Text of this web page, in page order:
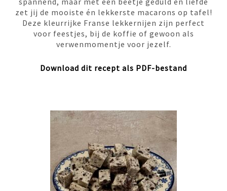
zet jij de mooiste én lekkerste macarons op tafel!
Deze kleurrijke Franse lekkernijen zijn perfect
voor feestjes, bij de koffie of gewoon als
verwenmomentje voor jezelf.
Download dit recept als PDF-bestand